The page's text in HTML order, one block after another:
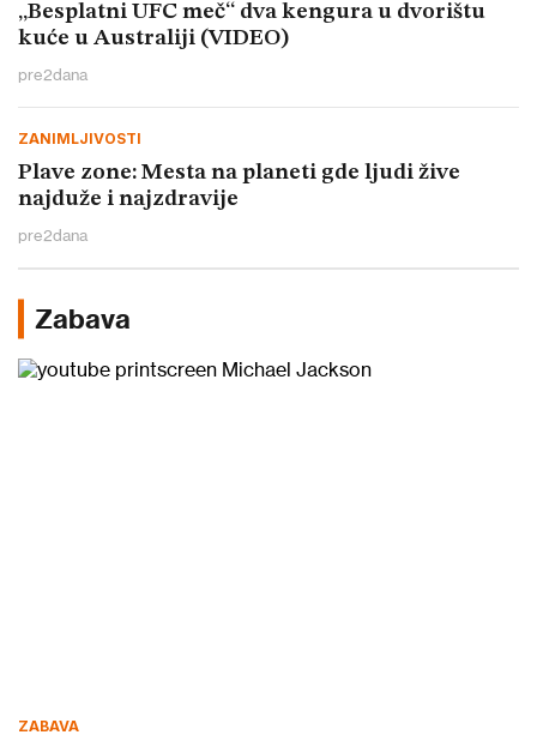
„Besplatni UFC meč“ dva kengura u dvorištu
kuće u Australiji (VIDEO)
pre2dana
ZANIMLJIVOSTI
Plave zone: Mesta na planeti gde ljudi žive
najduže i najzdravije
pre2dana
Zabava
ZABAVA